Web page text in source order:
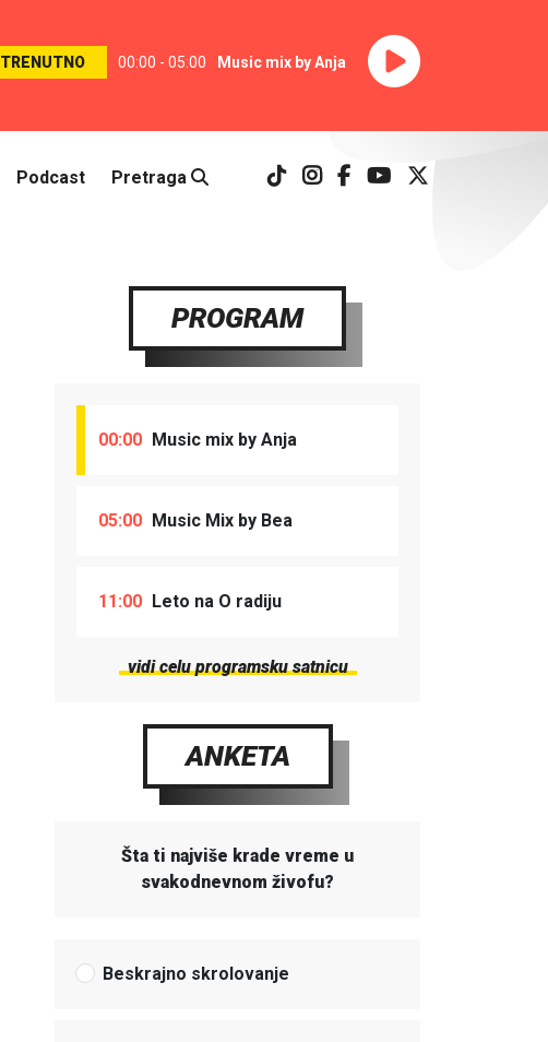
TRENUTNO 00:00 - 05:00 Music mix by Anja
Podcast Pretraga
PROGRAM
00:00 Music mix by Anja
05:00 Music Mix by Bea
11:00 Leto na O radiju
vidi celu programsku satnicu
ANKETA
Šta ti najviše krade vreme u
svakodnevnom živofu?
Beskrajno skrolovanje